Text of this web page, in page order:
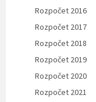
Rozpočet 2016
Rozpočet 2017
Rozpočet 2018
Rozpočet 2019
Rozpočet 2020
Rozpočet 2021